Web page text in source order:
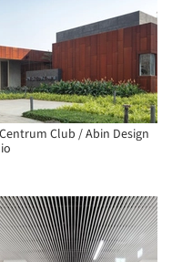
Club / Abin Design